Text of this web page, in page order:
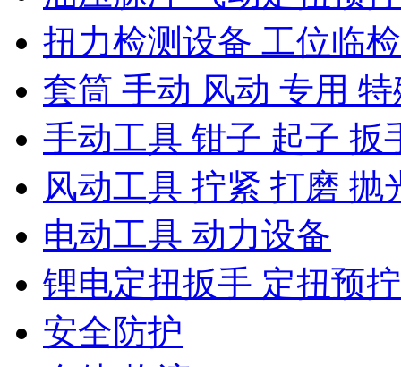
扭力检测设备 工位临
套筒 手动 风动 专用 特
手动工具 钳子 起子 扳
风动工具 拧紧 打磨 抛
电动工具 动力设备
锂电定扭扳手 定扭预
安全防护